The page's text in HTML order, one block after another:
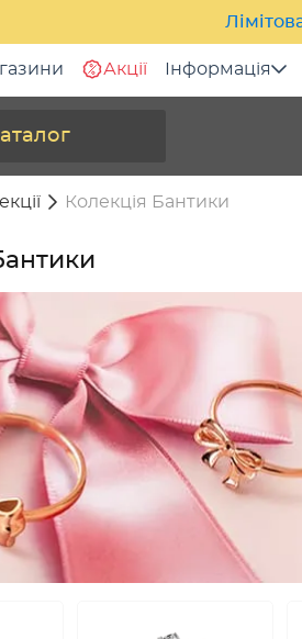
Акції Інформація
Колекція Бантики